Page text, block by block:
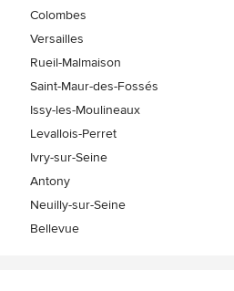
Colombes
Versailles
Rueil-Malmaison
Saint-Maur-des-Fossés
Issy-les-Moulineaux
Levallois-Perret
Ivry-sur-Seine
Antony
Neuilly-sur-Seine
Bellevue